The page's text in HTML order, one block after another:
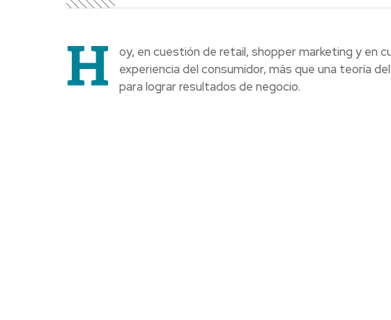
H
oy, en cuestión de retail, shopper marketing y en
experiencia del consumidor, más que una teoría
para lograr resultados de negocio.